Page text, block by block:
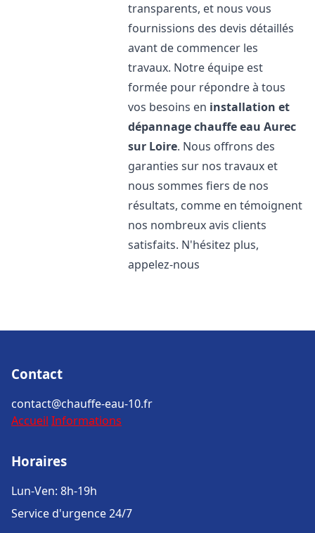
transparents, et nous vous
fournissions des devis détaillés
avant de commencer les
travaux. Notre équipe est
formée pour répondre à tous
vos besoins en installation et
dépannage chauffe eau Aurec
sur Loire. Nous offrons des
garanties sur nos travaux et
nous sommes fiers de nos
résultats, comme en témoignent
nos nombreux avis clients
satisfaits. N'hésitez plus,
appelez-nous
Contact
contact@chauffe-eau-10.fr
Accueil Informations
Horaires
Lun-Ven: 8h-19h
Service d'urgence 24/7